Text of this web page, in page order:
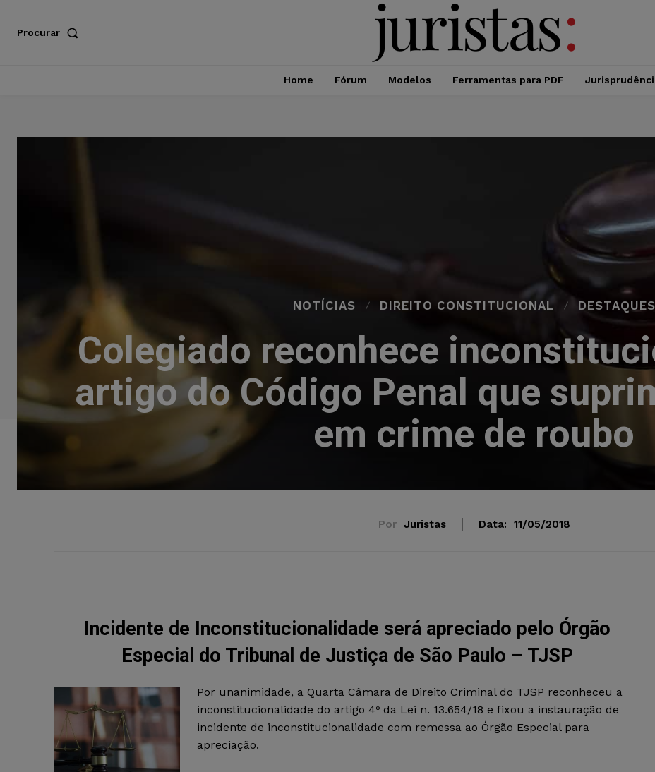
Procurar
Home Fórum Modelos Ferramentas para PDF
NOTÍCIAS DIREITO CONSTITUCIONAL DESTAQUES
Colegiado reconhece
artigo do Código Penal que
em crime de roubo
Por Juristas Data: 11/05/2018
Incidente de Inconstitucionalidade será apreciado pelo Órgão
Especial do Tribunal de Justiça de São Paulo – TJSP
Por unanimidade, a Quarta Câmara de Direito Criminal do TJSP reconheceu a
inconstitucionalidade do artigo 4º da Lei n. 13.654/18 e fixou a instauração de
incidente de inconstitucionalidade com remessa ao Órgão Especial para
apreciação.